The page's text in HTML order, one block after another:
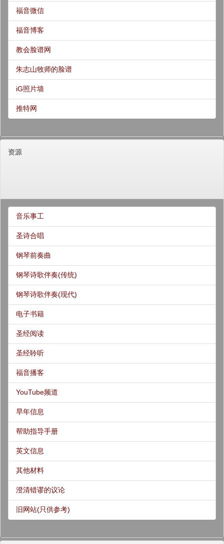
福音微信
福音博客
教会脸谱网
朱志山牧师的脸谱
iG照片墙
推特网
资源
音乐事工
圣诗合唱
钢琴前奏曲
钢琴诗歌伴奏(传统)
钢琴诗歌伴奏(现代)
电子书籍
圣经阅读
圣经聆听
福音播客
YouTube频道
早年信息
帮助指导手册
英文信息
其他材料
澄清错谬的议论
旧网站(只供参考)